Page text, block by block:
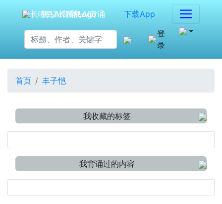
海江长嘴鸟Ai背诵
下载App
登
录
首页 丰子恺
我收藏的标签
我背诵过的内容